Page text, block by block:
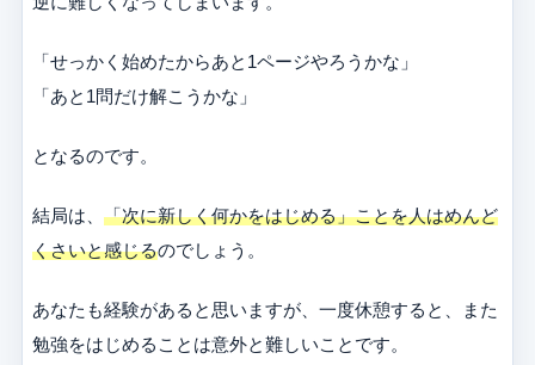
「せっかく始めたからあと1ページやろうかな」
「あと1問だけ解こうかな」
となるのです。
結局は、 「次に新しく何かをはじめる」ことを人はめんど
くさいと感じるのでしょう。
あなたも経験があると思いますが、一度休憩すると、また
勉強をはじめることは意外と難しいことです。